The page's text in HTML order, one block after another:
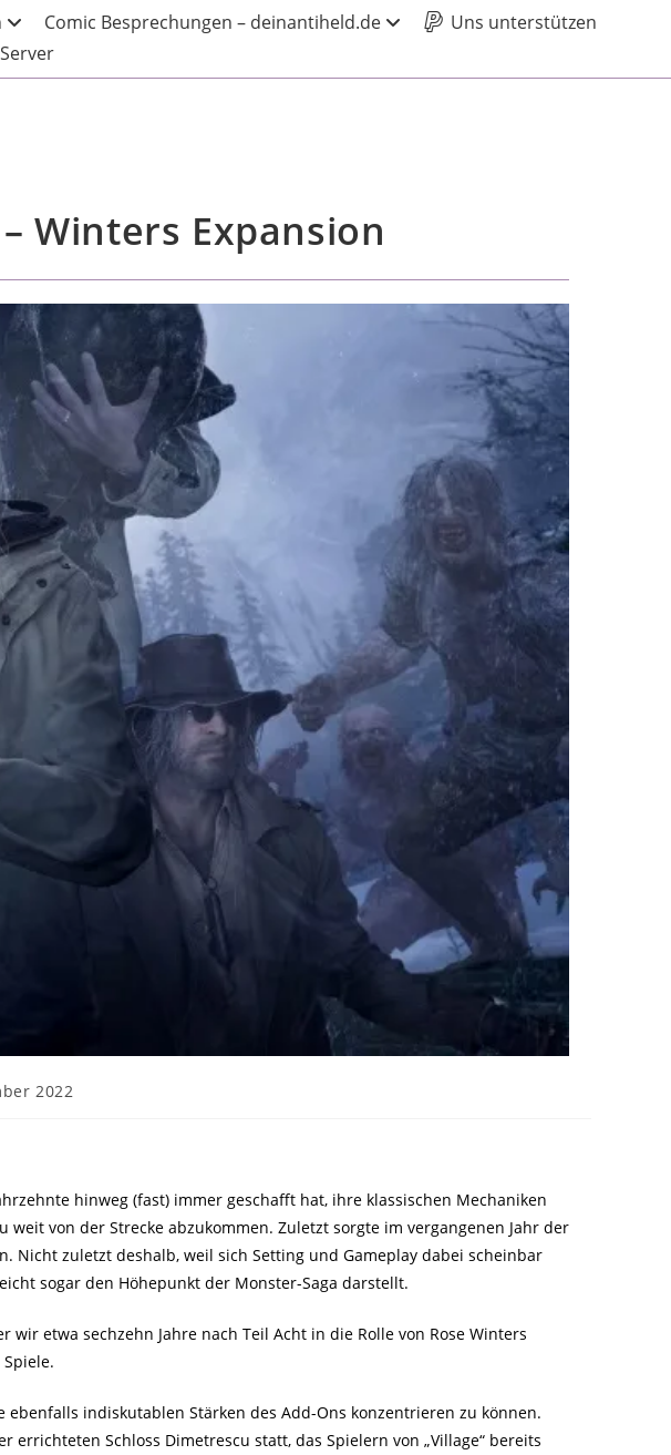
Comic Besprechungen – deinantiheld.de
Uns unterstützen
Winters Expansion
2022
hinweg (fast) immer geschafft hat, ihre klassischen Mechaniken
von der Strecke abzukommen. Zuletzt sorgte im vergangenen Jahr der
Nicht zuletzt deshalb, weil sich Setting und Gameplay dabei scheinbar
sogar den Höhepunkt der Monster-Saga darstellt.
etwa sechzehn Jahre nach Teil Acht in die Rolle von Rose Winters
indiskutablen Stärken des Add-Ons konzentrieren zu können.
Schloss Dimetrescu statt, das Spielern von „Village“ bereits